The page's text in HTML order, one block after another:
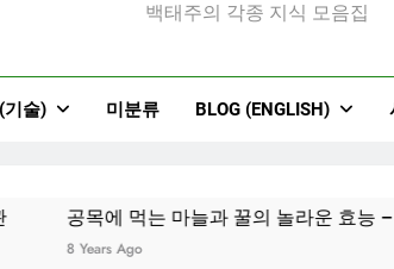
공
백태주의 각종 지식 모음집
기술) 미분류 BLOG (ENGLISH)
공목에 먹는 마늘과 꿀의 놀라운 효능 –
8 Years Ago